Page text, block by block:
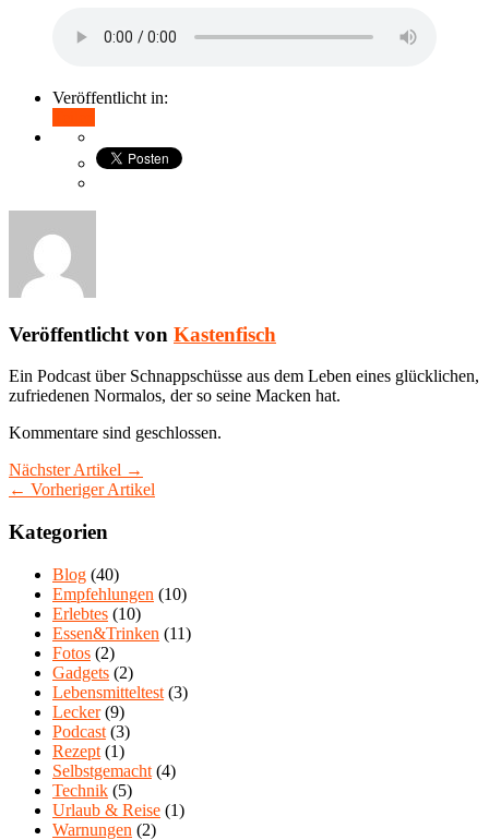
Veröffentlicht in:
Veröffentlicht von Kastenfisch
Ein Podcast über Schnappschüsse aus dem Leben eines glücklichen,
zufriedenen Normalos, der so seine Macken hat.
Kommentare sind geschlossen.
Nächster Artikel →
← Vorheriger Artikel
Kategorien
Blog (40)
Empfehlungen (10)
Erlebtes (10)
Essen&Trinken (11)
Fotos (2)
Gadgets (2)
Lebensmitteltest (3)
Lecker(9)
Podcast (3)
Rezept (1)
Selbstgemacht (4)
Technik (5)
Urlaub & Reise (1)
Warnungen (2)